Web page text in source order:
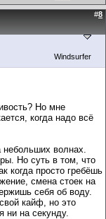
#8
Windsurfer
Но мне
когда надо всё
небольших волнах.
Но суть в том, что
когда просто гребёшь
смена стоек на
себя об воду.
кайф, но это
ни на секунду.